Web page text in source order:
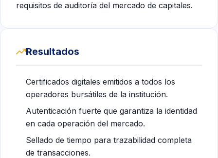
requisitos de auditoría del mercado de capitales.
Resultados
Certificados digitales emitidos a todos los
operadores bursátiles de la institución.
Autenticación fuerte que garantiza la identidad
en cada operación del mercado.
Sellado de tiempo para trazabilidad completa
de transacciones.